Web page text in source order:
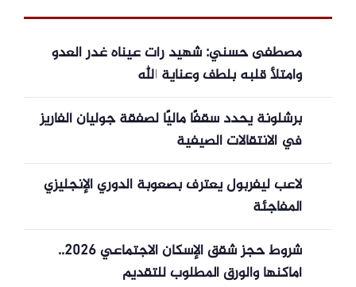
مصطفى حسني: شهيد رأت عيناه غدر العدو
وامتلأ قلبه بلطف وعناية الله
برشلونة يحدد سقفًا ماليًا لصفقة جوليان ألفاريز
في الانتقالات الصيفية
لاعب ليفربول يعترف بصعوبة الدوري الإنجليزي
المفاجئة
شروط حجز شقق الإسكان الاجتماعي 2026..
أماكنها والورق المطلوب للتقديم